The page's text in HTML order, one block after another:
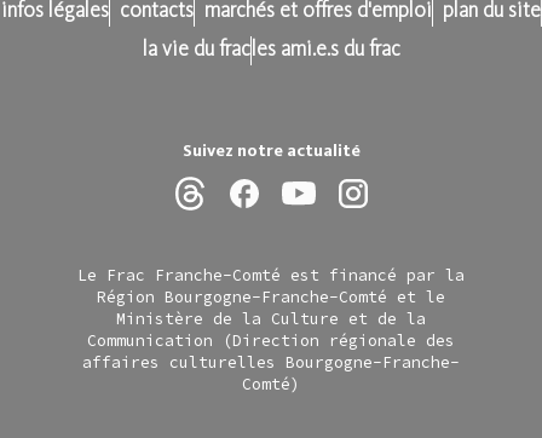
Suivez notre actualité
infos légales contacts marchés et offres d'emploi
plan du site
la vie du frac les ami.e.s du frac
Le Frac Franche-Comté est financé par la
Région Bourgogne-Franche-Comté et le
Ministère de la Culture et de la
Communication (Direction régionale des
affaires culturelles Bourgogne-Franche-
Comté)